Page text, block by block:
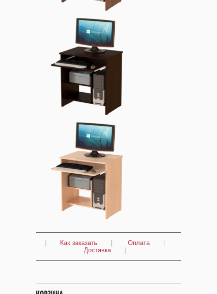
| Как заказать | Оплата
|
Доставка
|